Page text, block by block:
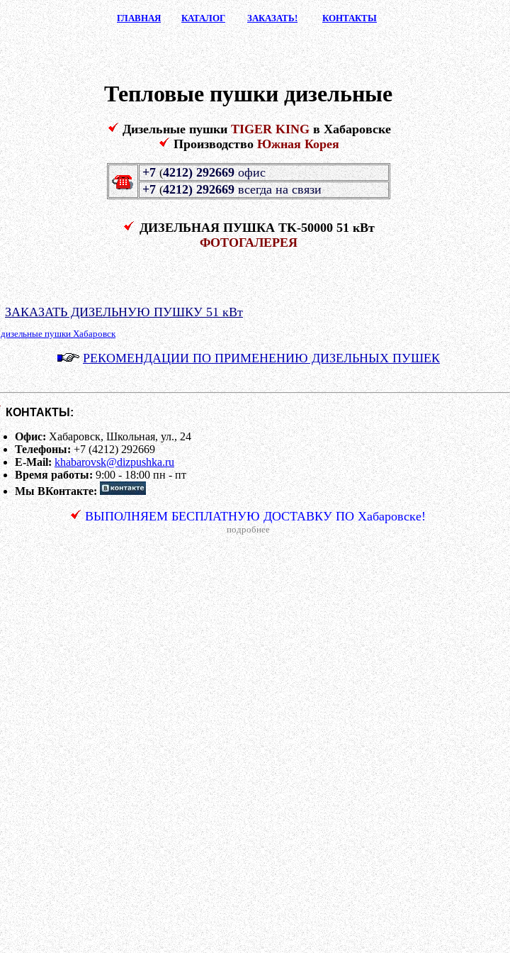
ГЛАВНАЯ КАТАЛОГ ЗАКАЗАТЬ! КОНТАКТЫ
Тепловые пушки дизельные
Дизельные пушкиTIGER KINGв Хабаровске
ПроизводствоЮжная Корея
+7 (4212) 292669офис
+7 (4212) 292669всегда на связи
ДИЗЕЛЬНАЯ ПУШКА TK-50000 51 кВт
ФОТОГАЛЕРЕЯ
ЗАКАЗАТЬ ДИЗЕЛЬНУЮ ПУШКУ 51 кВт
дизельные пушки Хабаровск
РЕКОМЕНДАЦИИ ПО ПРИМЕНЕНИЮ ДИЗЕЛЬНЫХ ПУШЕК
КОНТАКТЫ:
Офис:Хабаровск, Школьная, ул., 24
Телефоны:+7 (4212) 292669
E-Mail: khabarovsk@dizpushka.ru
Время работы:9:00 - 18:00 пн - пт
Мы ВКонтакте:
ВЫПОЛНЯЕМ БЕСПЛАТНУЮ ДОСТАВКУ ПО Хабаровске!
подробнее